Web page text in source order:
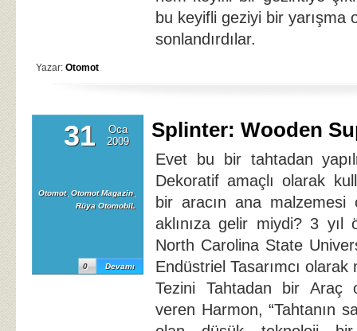
bu keyifli geziyi bir yarışma
sonlandırdılar.
Yazar: Otomot
31
Oca
2009
Otomot, Otomot Magazin,
Rüya OtomobiL
Devamı
0
Splinter: Wooden
Evet bu bir tahtadan
Dekoratif amaçlı olarak
bir aracın ana malzemesi
aklınıza gelir miydi? 3 yıl
North Carolina State
Endüstriel Tasarımcı
Tezini Tahtadan bir Araç
veren Harmon, “Tahtanın